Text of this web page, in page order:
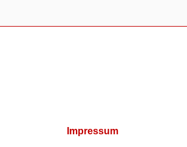
Impressum